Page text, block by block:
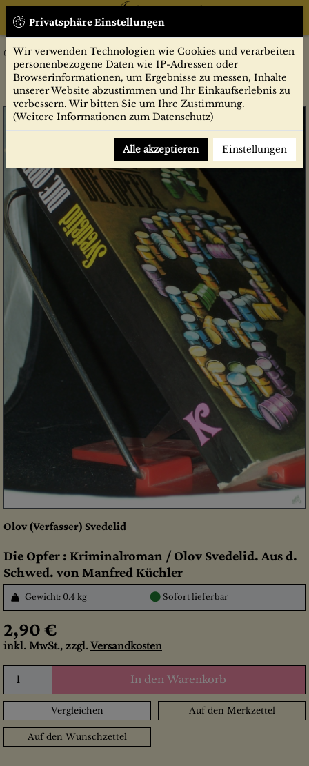
Privatsphäre Einstellungen
Wir verwenden Technologien wie Cookies und verarbeiten
personenbezogene Daten wie IP-Adressen oder
Browserinformationen, um Ergebnisse zu messen, Inhalte
unserer Website abzustimmen und Ihr Einkaufserlebnis zu
verbessern. Wir bitten Sie um Ihre Zustimmung.
(Weitere Informationen zum Datenschutz)
Alle akzeptieren Einstellungen
Belletristik Krimi/Horror/Thriller
Die Opfer : Kriminalroman / Olov Svedelid. Aus d. Schwed. von
Manfred Küchler
Olov (Verfasser) Svedelid
Die Opfer : Kriminalroman / Olov Svedelid. Aus d.
Schwed. von Manfred Küchler
Gewicht: 0.4 kg ● Sofort lieferbar
2,90 €
inkl. MwSt., zzgl. Versandkosten
In den Warenkorb
Vergleichen Auf den Merkzettel
Auf den Wunschzettel